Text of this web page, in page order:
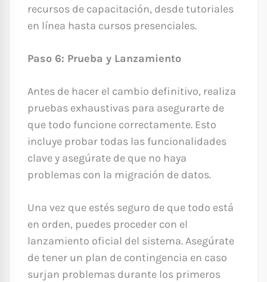
recursos de capacitación, desde tutoriales
en línea hasta cursos presenciales.
Paso 6: Prueba y Lanzamiento
Antes de hacer el cambio definitivo, realiza
pruebas exhaustivas para asegurarte de
que todo funcione correctamente. Esto
incluye probar todas las funcionalidades
clave y asegúrate de que no haya
problemas con la migración de datos.
Una vez que estés seguro de que todo está
en orden, puedes proceder con el
lanzamiento oficial del sistema. Asegúrate
de tener un plan de contingencia en caso
surjan problemas durante los primeros